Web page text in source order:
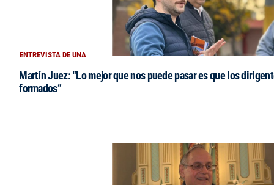
ENTREVISTA DE UNA
Martín Juez: “Lo mejor que nos puede pasar es que los
formados”